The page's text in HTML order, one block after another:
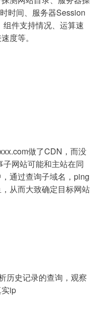
时间、服务器Session
件支持情况、运算速
度等。
网站可能和主站在同
通过查询子域名，ping
从而大致确定目标网站
ip